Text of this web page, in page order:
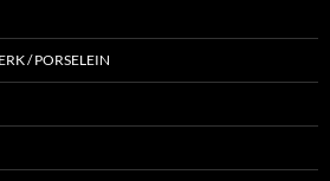
/ PORSELEIN